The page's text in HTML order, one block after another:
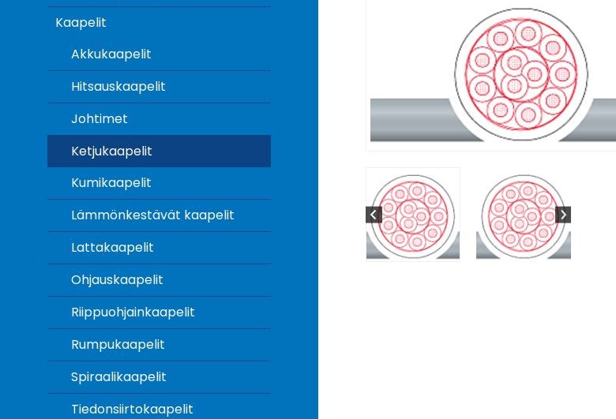
Kaapelit
Akkukaapelit
Hitsauskaapelit
Johtimet
Ketjukaapelit
Kumikaapelit
Lämmönkestävät kaapelit
Lattakaapelit
Ohjauskaapelit
Riippuohjainkaapelit
Rumpukaapelit
Spiraalikaapelit
Tiedonsiirtokaapelit